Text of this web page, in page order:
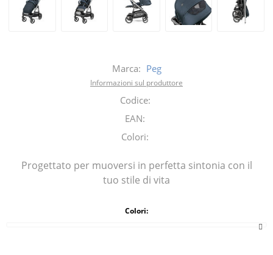
Marca: Peg
Informazioni sul produttore
Codice:
EAN:
Colori:
Progettato per muoversi in perfetta sintonia con il
tuo stile di vita
Colori: